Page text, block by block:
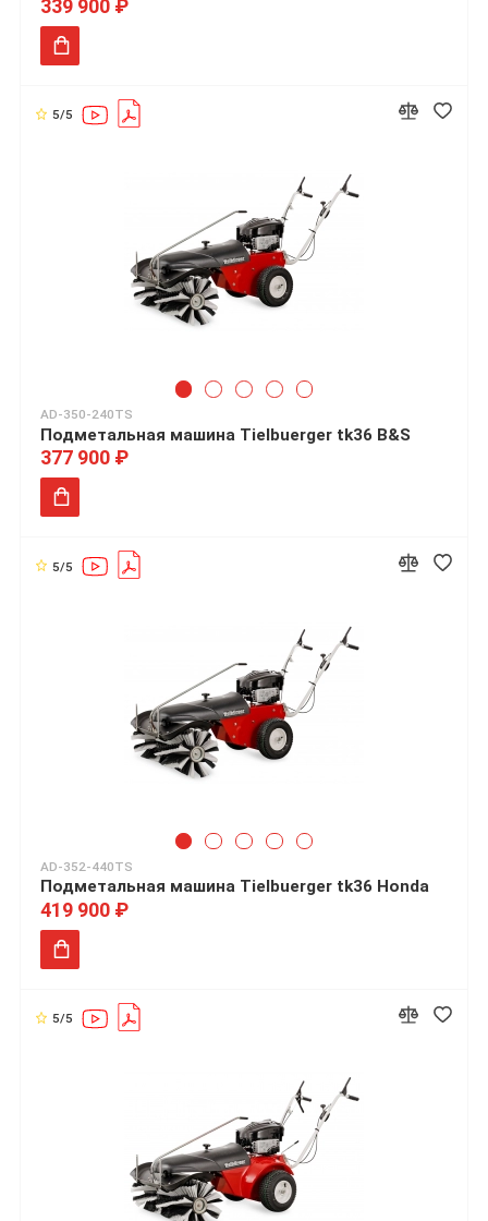
339 900 ₽
5/5
AD-350-240TS
Подметальная машина Tielbuerger tk36 B&S
377 900 ₽
5/5
AD-352-440TS
Подметальная машина Tielbuerger tk36 Honda
419 900 ₽
5/5